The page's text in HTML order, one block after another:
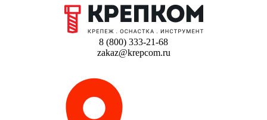
8 (800) 333-21-68
zakaz@krepcom.ru